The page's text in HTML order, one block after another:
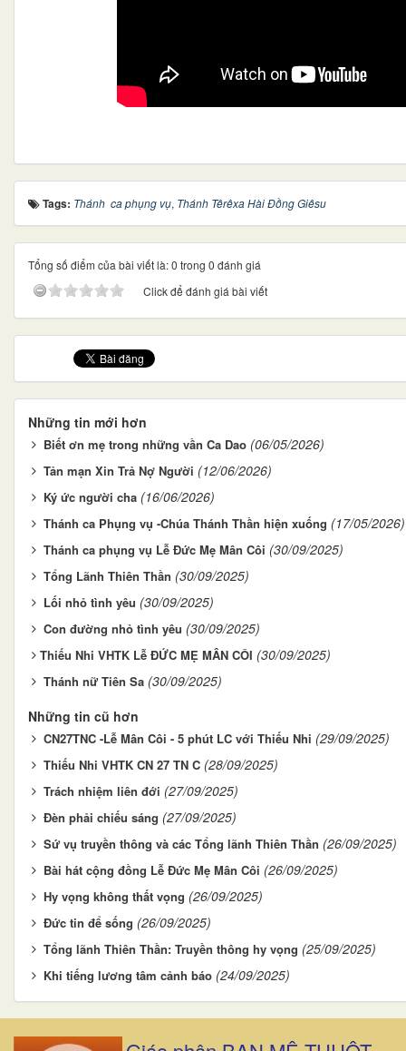
Tags: Thánh ca phụng vụ, Thánh Têrêxa Hài Đồng Giêsu
Tổng số điểm của bài viết là: 0 trong 0 đánh giá
Click để đánh giá bài viết
Những tin mới hơn
Biết ơn mẹ trong những vần Ca Dao (06/05/2026)
Tản mạn Xin Trả Nợ Người (12/06/2026)
Ký ức người cha (16/06/2026)
Thánh ca Phụng vụ -Chúa Thánh Thần hiện xuống (17/05/2026)
Thánh ca phụng vụ Lễ Đức Mẹ Mân Côi (30/09/2025)
Tổng Lãnh Thiên Thần (30/09/2025)
Lối nhỏ tình yêu (30/09/2025)
Con đường nhỏ tình yêu (30/09/2025)
​​​​​​​Thiếu Nhi VHTK Lễ ĐỨC MẸ MÂN CÔI (30/09/2025)
Thánh nữ Tiên Sa (30/09/2025)
Những tin cũ hơn
CN27TNC -Lễ Mân Côi - 5 phút LC với Thiếu Nhi (29/09/2025)
Thiếu Nhi VHTK CN 27 TN C (28/09/2025)
Trách nhiệm liên đới (27/09/2025)
Đèn phải chiếu sáng (27/09/2025)
Sứ vụ truyền thông và các Tổng lãnh Thiên Thần (26/09/2025)
Bài hát cộng đồng Lễ Đức Mẹ Mân Côi (26/09/2025)
Hy vọng không thất vọng (26/09/2025)
Đức tin để sống (26/09/2025)
Tổng lãnh Thiên Thần: Truyền thông hy vọng (25/09/2025)
Khi tiếng lương tâm cảnh báo (24/09/2025)